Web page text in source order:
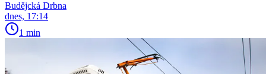
Budějcká Drbna
dnes, 17:14
1 min